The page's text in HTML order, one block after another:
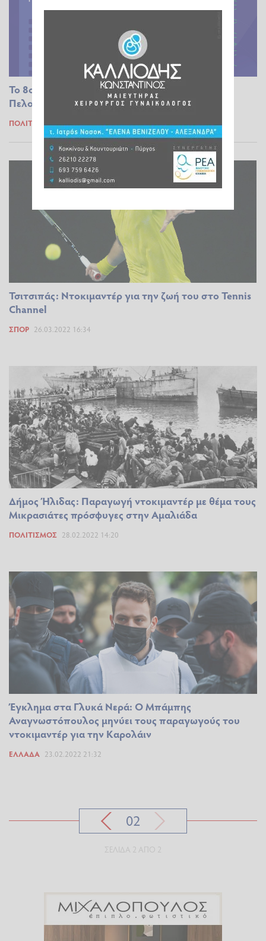
Το 8ο Διεθνές Φεστιβάλ Ντοκιμαντέρ
Πελοποννήσου στην Αμαλιάδα
ΠΟΛΙΤΙΣΜΌΣ 29.03.2022 16:53
Τσιτσιπάς: Ντοκιμαντέρ για την ζωή του στο Tennis
Channel
ΣΠΟΡ 26.03.2022 16:34
Δήμος Ήλιδας: Παραγωγή ντοκιμαντέρ με θέμα τους
Μικρασιάτες πρόσφυγες στην Αμαλιάδα
ΠΟΛΙΤΙΣΜΌΣ 28.02.2022 14:20
Έγκλημα στα Γλυκά Νερά: Ο Μπάμπης
Αναγνωστόπουλος μηνύει τους παραγωγούς του
ντοκιμαντέρ για την Καρολάιν
ΕΛΛΆΔΑ 23.02.2022 21:32
02
ΣΕΛΊΔΑ 2 ΑΠΌ 2